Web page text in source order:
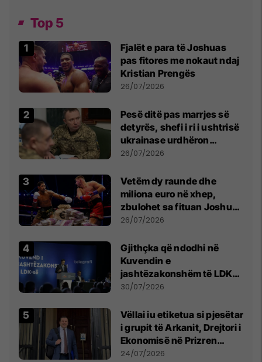
Top 5
Fjalët e para të Joshuas
pas fitores me nokaut ndaj
Kristian Prengës
26/07/2026
Pesë ditë pas marrjes së
detyrës, shefi i ri i ushtrisë
ukrainase urdhëron
kontroll të madh
26/07/2026
Vetëm dy raunde dhe
miliona euro në xhep,
zbulohet sa fituan Joshua
e Prenga
26/07/2026
Gjithçka që ndodhi në
Kuvendin e
jashtëzakonshëm të LDK-
së
30/07/2026
Vëllai iu etiketua si pjesëtar
i grupit të Arkanit, Drejtori i
Ekonomisë në Prizren
mohon pretendimet
24/07/2026